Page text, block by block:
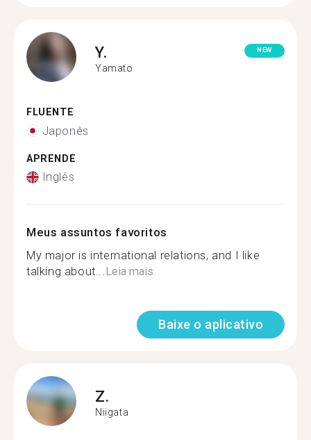
Y.
Yamato
NEW
FLUENTE
Japonês
APRENDE
Inglês
Meus assuntos favoritos
My major is international relations, and I like
talking about...Leia mais
Baixe o aplicativo
Z.
Niigata